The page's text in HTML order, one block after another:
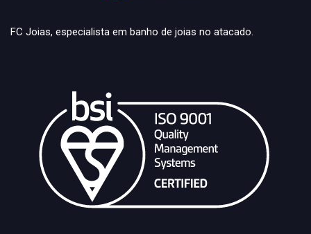
FC Joias, especialista em banho de joias no atacado.